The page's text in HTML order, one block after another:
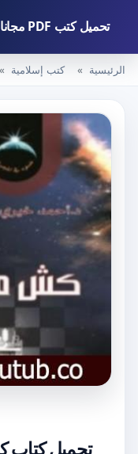
تحميل كتب PDF مجانا – كتب كو
الرئيسية كتب إسلامية